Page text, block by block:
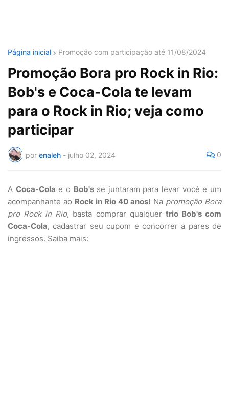
Página inicial Promoção com participação até 11/08/2024
Promoção Bora pro Rock in Rio:
Bob's e Coca-Cola te levam
para o Rock in Rio; veja como
participar
por enaleh - julho 02, 2024 0
A Coca-Cola e o Bob'sse juntaram para levar você e um
acompanhante ao Rock in Rio 40 anos! Na promoção Bora
pro Rock in Rio, basta comprar qualquer trio Bob's com
Coca-Cola, cadastrar seu cupom e concorrer a pares de
ingressos. Saiba mais: